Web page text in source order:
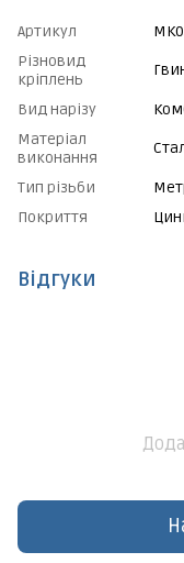
Артикул
Різновид
кріплень
Вид нарізу
Матеріал
виконання
Тип різьби
Покриття
Відгуки